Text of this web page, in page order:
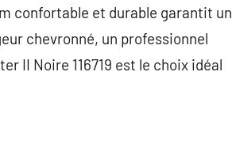
confortable et durable garantit un
chevronné, un professionnel
II Noire 116719 est le choix idéal